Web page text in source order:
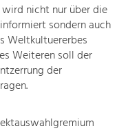
nicht nur über die
sondern auch
Weltkultuererbes
Weiteren soll der
der